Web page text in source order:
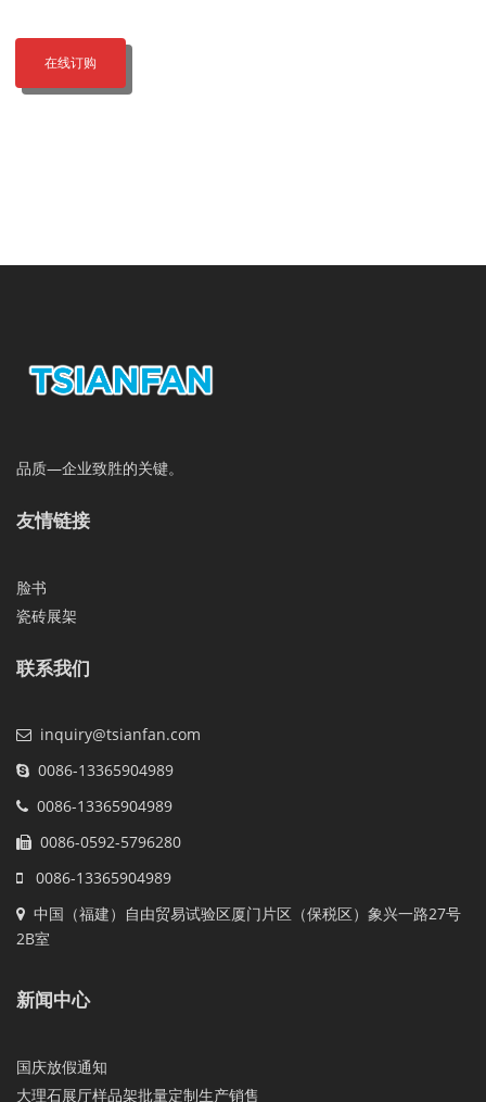
在线订购
品质—企业致胜的关键。
友情链接
脸书
瓷砖展架
联系我们
inquiry@tsianfan.com
0086-13365904989
0086-13365904989
0086-0592-5796280
0086-13365904989
中国（福建）自由贸易试验区厦门片区（保税区）象兴一路27号
2B室
新闻中心
国庆放假通知
大理石展厅样品架批量定制生产销售